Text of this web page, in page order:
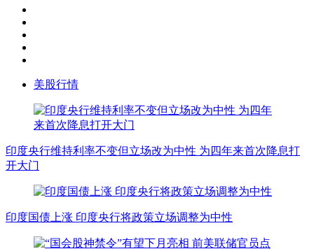
美股行情
印度央行维持利率不变但立场改为中性 为四年来首次降息打
开大门
印度国债上涨 印度央行将政策立场调整为中性